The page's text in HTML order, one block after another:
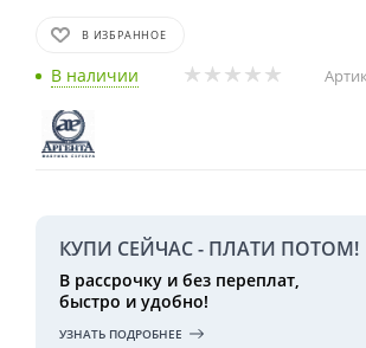
В ИЗБРАННОЕ
В наличии
КУПИ СЕЙЧАС - ПЛАТИ ПОТОМ!
В рассрочку и без переплат,
быстро и удобно!
УЗНАТЬ ПОДРОБНЕЕ